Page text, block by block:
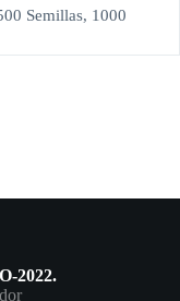
Semillas, 1000
2022.